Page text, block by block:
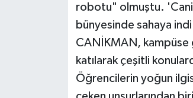
robotu" olmuştu.
bünyesinde sahaya
CANİKMAN, kampüse
katılarak çeşitli
Öğrencilerin yoğun